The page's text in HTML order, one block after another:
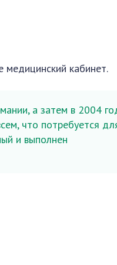
медицинский кабинет.
а затем в 2004
что потребуется
и выполнен